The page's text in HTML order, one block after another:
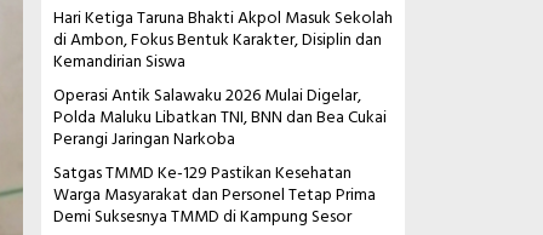
Hari Ketiga Taruna Bhakti Akpol Masuk Sekolah
di Ambon, Fokus Bentuk Karakter, Disiplin dan
Kemandirian Siswa
Operasi Antik Salawaku 2026 Mulai Digelar,
Polda Maluku Libatkan TNI, BNN dan Bea Cukai
Perangi Jaringan Narkoba
Satgas TMMD Ke-129 Pastikan Kesehatan
Warga Masyarakat dan Personel Tetap Prima
Demi Suksesnya TMMD di Kampung Sesor